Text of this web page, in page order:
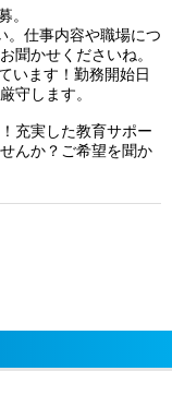
。
。仕事内容や職場につ
聞かせくださいね。
います！勤務開始日
守します。
充実した教育サポー
んか？ご希望を聞か